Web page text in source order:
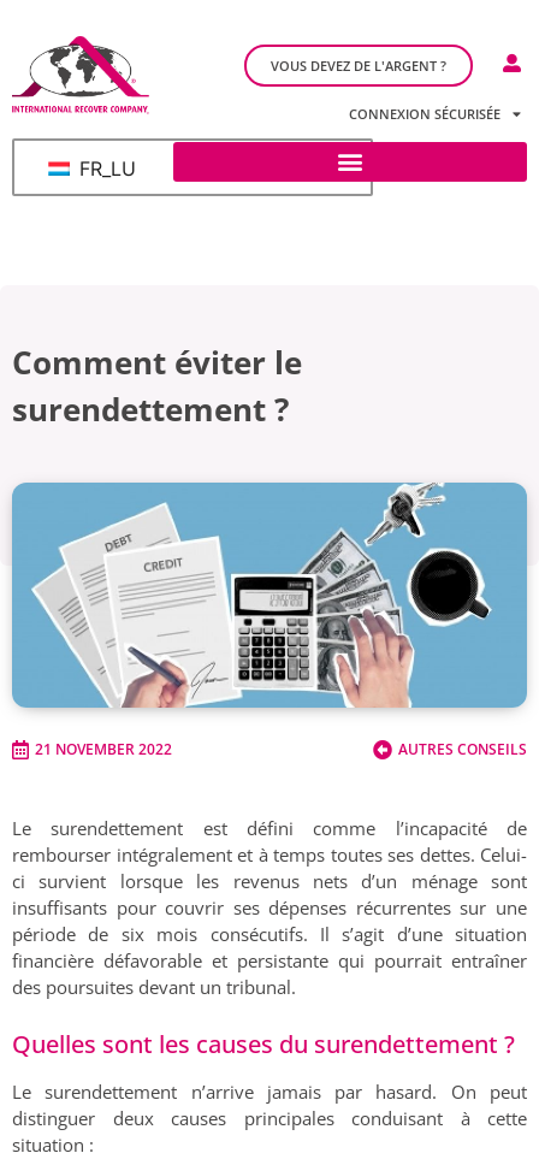
FR_LU
VOUS DEVEZ DE L'ARGENT ?
CONNEXION SÉCURISÉE
Comment éviter le
surendettement ?
21 NOVEMBER 2022 AUTRES CONSEILS
Le surendettement est défini comme l’incapacité de
rembourser intégralement et à temps toutes ses dettes. Celui-
ci survient lorsque les revenus nets d’un ménage sont
insuffisants pour couvrir ses dépenses récurrentes sur une
période de six mois consécutifs. Il s’agit d’une situation
financière défavorable et persistante qui pourrait entraîner
des poursuites devant un tribunal.
Quelles sont les causes du surendettement ?
Le surendettement n’arrive jamais par hasard. On peut
distinguer deux causes principales conduisant à cette
situation :